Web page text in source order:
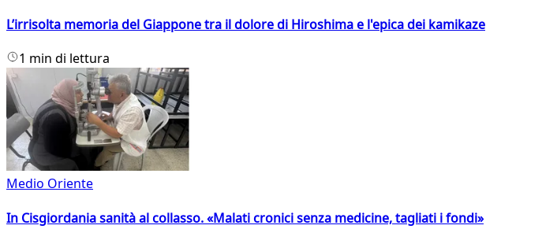
L’irrisolta memoria del Giappone tra il dolore di Hiroshima e l'epica dei kamikaze
1 min di lettura
Medio Oriente
In Cisgiordania sanità al collasso. «Malati cronici senza medicine, tagliati i fondi»